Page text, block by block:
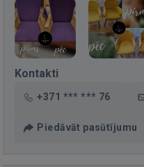
Kontakti
+371 *** *** 76
Piedāvāt pasūtījumu